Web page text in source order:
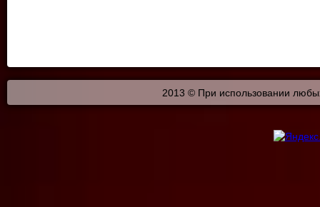
2013 © При использовании